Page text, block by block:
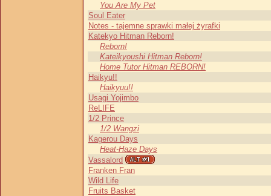
You Are My Pet
Soul Eater
Notes - tajemne sprawki małej żyrafki
Katekyo Hitman Reborn!
Reborn!
Kateikyoushi Hitman Reborn!
Home Tutor Hitman REBORN!
Haikyu!!
Haikyuu!!
Usagi Yojimbo
ReLIFE
1/2 Prince
1/2 Wangzi
Kagerou Days
Heat-Haze Days
Vassalord
Franken Fran
Wild Life
Fruits Basket